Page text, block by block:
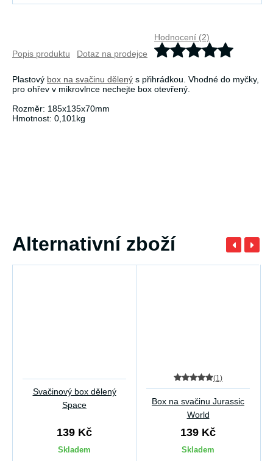
Popis produktu Dotaz na prodejce
Hodnocení (2)
Plastový box na svačinu dělený s přihrádkou. Vhodné do myčky,
pro ohřev v mikrovlnce nechejte box otevřený.
Rozměr: 185x135x70mm
Hmotnost: 0,101kg
Alternativní zboží
Svačinový box dělený
Space
139 Kč
Skladem
(1)
Box na svačinu Jurassic
World
139 Kč
Skladem